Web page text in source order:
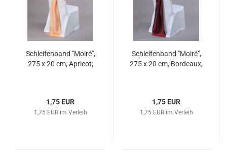
Schleifenband "Moiré",
275 x 20 cm, Apricot;
1,75 EUR
1,75 EUR im Verleih
Schleifenband "Moiré",
275 x 20 cm, Bordeaux;
1,75 EUR
1,75 EUR im Verleih